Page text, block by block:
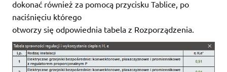
dokonać również za pomocą przycisku Tablice, po
naciśnięciu którego
otworzy się odpowiednia tabela z Rozporządzenia.